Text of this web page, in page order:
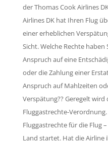
der Thomas Cook Airlines
Airlines DK hat Ihren Flug
einer erheblichen
Sicht. Welche Rechte haben
Anspruch auf eine
oder die Zahlung einer
Anspruch auf Mahlzeiten
Verspätung?? Geregelt
Fluggastrechte-
Fluggastrechte für die Flug
Land startet. Hat die Airline